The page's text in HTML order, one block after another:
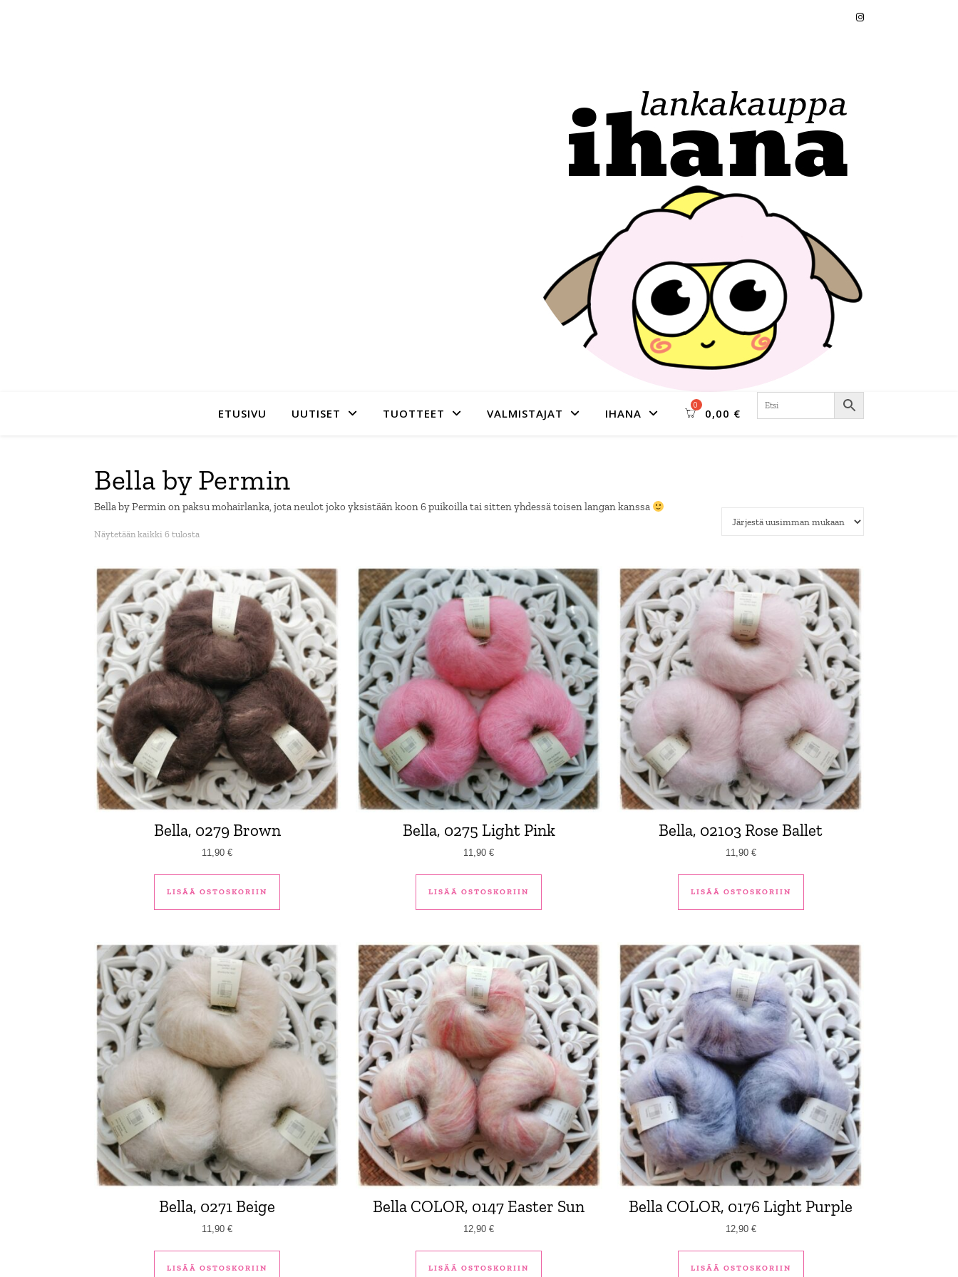
ETUSIVU UUTISET TUOTTEET VALMISTAJAT IHANA 0,00 €
Bella by Permin
Bella by Permin on paksu mohairlanka, jota neulot joko yksistään koon 6 puikoilla tai sitten yhdessä toisen langan kanssa
Näytetään kaikki 6 tulosta
Bella, 0279 Brown
11,90€
LISÄÄ OSTOSKORIIN
Bella, 0275 Light Pink
11,90€
LISÄÄ OSTOSKORIIN
Bella, 02103 Rose Ballet
11,90 €
LISÄÄ OSTOSKORIIN
Bella, 0271 Beige
11,90€
LISÄÄ OSTOSKORIIN
Bella COLOR, 0147 Easter Sun
12,90€
LISÄÄ OSTOSKORIIN
Bella COLOR, 0176 Light Purple
12,90 €
LISÄÄ OSTOSKORIIN